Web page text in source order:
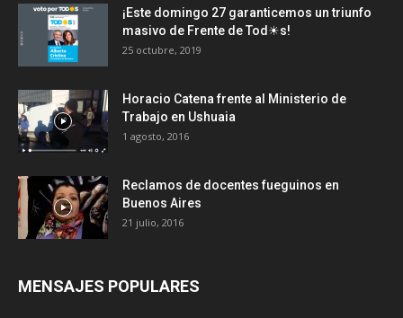
¡Este domingo 27 garanticemos un triunfo
masivo de Frente de Tod☀s!
25 octubre, 2019
Horacio Catena frente al Ministerio de
Trabajo en Ushuaia
1 agosto, 2016
Reclamos de docentes fueguinos en
Buenos Aires
21 julio, 2016
MENSAJES POPULARES